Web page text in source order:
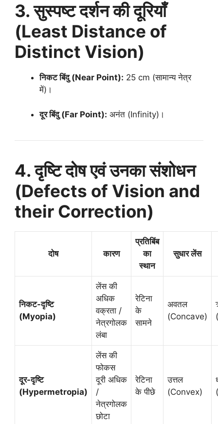
3. सुस्पष्ट दर्शन की दूरियाँ
(Least Distance of
Distinct Vision)
निकट बिंदु (Near Point): 25 cm (सामान्य नेत्र
में)।
दूर बिंदु (Far Point): अनंत (Infinity)।
4. दृष्टि दोष एवं उनका संशोधन
(Defects of Vision and
their Correction)
दोष कारण
प्रतिबिंब
का
स्थान
सुधार लेंस
निकट-दृष्टि
(Myopia)
लेंस की
अधिक
वक्रता /
नेत्रगोलक
लंबा
रेटिना
के
सामने
अवतल
(Concave)
दूर-दृष्टि
(Hypermetropia)
लेंस की
फोकस
दूरी अधिक
/
नेत्रगोलक
छोटा
रेटिना
के पीछे
उत्तल
(Convex)